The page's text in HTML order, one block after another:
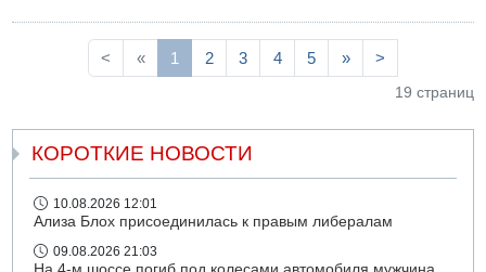
< « 1 2 3 4 5 » >
19 страниц
КОРОТКИЕ НОВОСТИ
10.08.2026 12:01
Ализа Блох присоединилась к правым либералам
09.08.2026 21:03